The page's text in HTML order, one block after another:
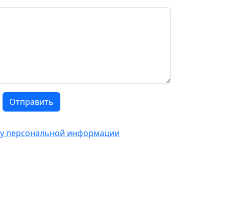
Отправить
персональной информации